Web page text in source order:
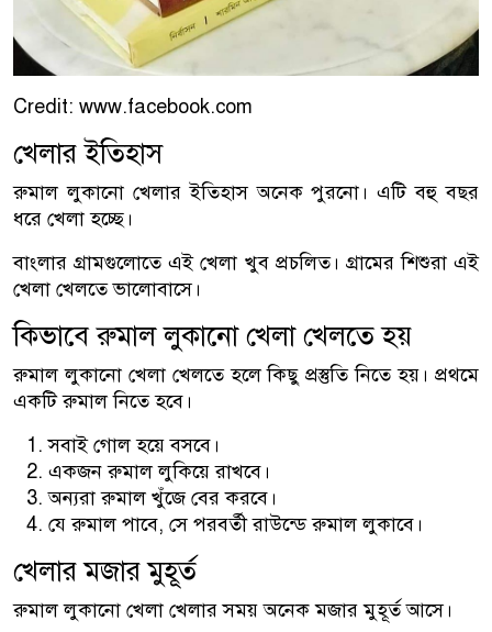
Credit: www.facebook.com
খেলার ইতিহাস
রুমাল লুকানো খেলার ইতিহাস অনেক পুরনো। এটি বহু বছর
ধরে খেলা হচ্ছে।
বাংলার গ্রামগুলোতে এই খেলা খুব প্রচলিত। গ্রামের শিশুরা এই
খেলা খেলতে ভালোবাসে।
কিভাবে রুমাল লুকানো খেলা খেলতে হয়
রুমাল লুকানো খেলা খেলতে হলে কিছু প্রস্তুতি নিতে হয়। প্রথমে
একটি রুমাল নিতে হবে।
সবাই গোল হয়ে বসবে।
একজন রুমাল লুকিয়ে রাখবে।
অন্যরা রুমাল খুঁজে বের করবে।
যে রুমাল পাবে, সে পরবর্তী রাউন্ডে রুমাল লুকাবে।
খেলার মজার মুহূর্ত
রুমাল লুকানো খেলা খেলার সময় অনেক মজার মুহূর্ত আসে।